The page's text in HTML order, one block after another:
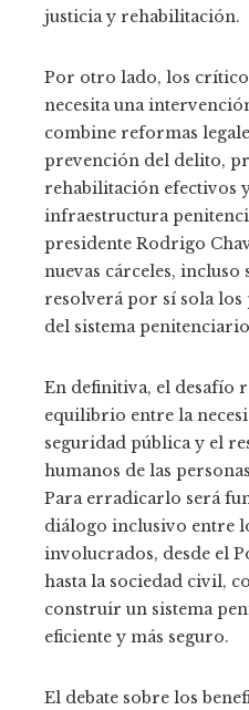
justicia y rehabilitación.
Por otro lado, los
necesita una
combine reformas
prevención del delito,
rehabilitación efectivos
infraestructura
presidente Rodrigo
nuevas cárceles, incluso
resolverá por sí sola los
del sistema
En definitiva, el desafío
equilibrio entre la
seguridad pública y el
humanos de las
Para erradicarlo será
diálogo inclusivo entre
involucrados, desde el
hasta la sociedad civil,
construir un sistema
eficiente y más seguro.
El debate sobre los